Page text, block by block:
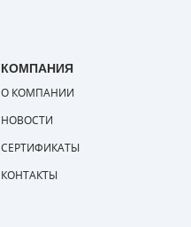
КОМПАНИЯ
О КОМПАНИИ
НОВОСТИ
СЕРТИФИКАТЫ
КОНТАКТЫ